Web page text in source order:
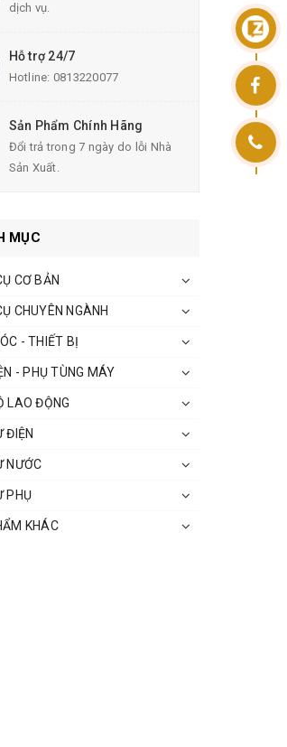
dịch vụ.
Hỗ trợ 24/7
Hotline: 0813220077
Sản Phẩm Chính Hãng
Đổi trả trong 7 ngày do lỗi Nhà
Sản Xuất.
MỤC
CƠ BẢN
CHUYÊN NGÀNH
- THIẾT BỊ
- PHỤ TÙNG MÁY
LAO ĐỘNG
ĐIỆN
NƯỚC
PHỤ
KHÁC